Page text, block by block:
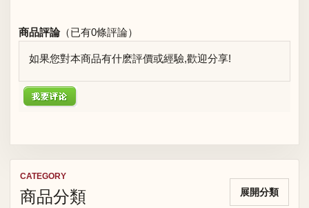
CATEGORY
商品分類 展開分類
商品評論（已有0條評論）
如果您對本商品有什麽評價或經驗,歡迎分享!